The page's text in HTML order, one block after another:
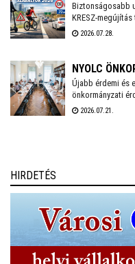
Biztonságosabb
KRESZ-
igénybe a
anonim és
2026.07.28.
NYOLC
KÖZÖSEN
Újabb érdemi és
önkormányzati
közös, össz-
2026.07.21.
HIRDETÉS